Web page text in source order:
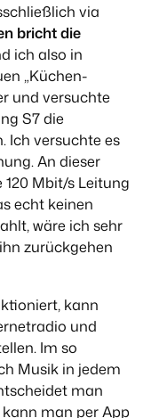
via
bricht die
ich also in
„Küchen-
und versuchte
S7 die
Ich versuchte es
An dieser
120 Mbit/s Leitung
echt keinen
wäre ich sehr
zurückgehen
kann
und
Im so
Musik in jedem
man
man per App